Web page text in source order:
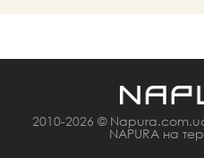
2010-2026 ©
NAPURA на